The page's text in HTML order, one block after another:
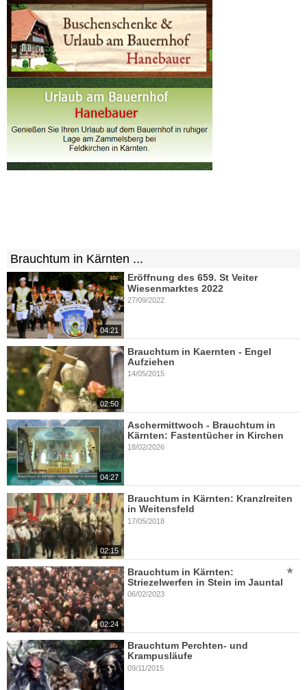
Brauchtum in Kärnten ...
04:21
Eröffnung des 659. St Veiter
Wiesenmarktes 2022
27/09/2022
02:50
Brauchtum in Kaernten - Engel
Aufziehen
14/05/2015
04:27
Aschermittwoch - Brauchtum in
Kärnten: Fastentücher in Kirchen
18/02/2026
02:15
Brauchtum in Kärnten: Kranzlreiten
in Weitensfeld
17/05/2018
02:24
Brauchtum in Kärnten:
Striezelwerfen in Stein im Jauntal
06/02/2023
Brauchtum Perchten- und
Krampusläufe
09/11/2015